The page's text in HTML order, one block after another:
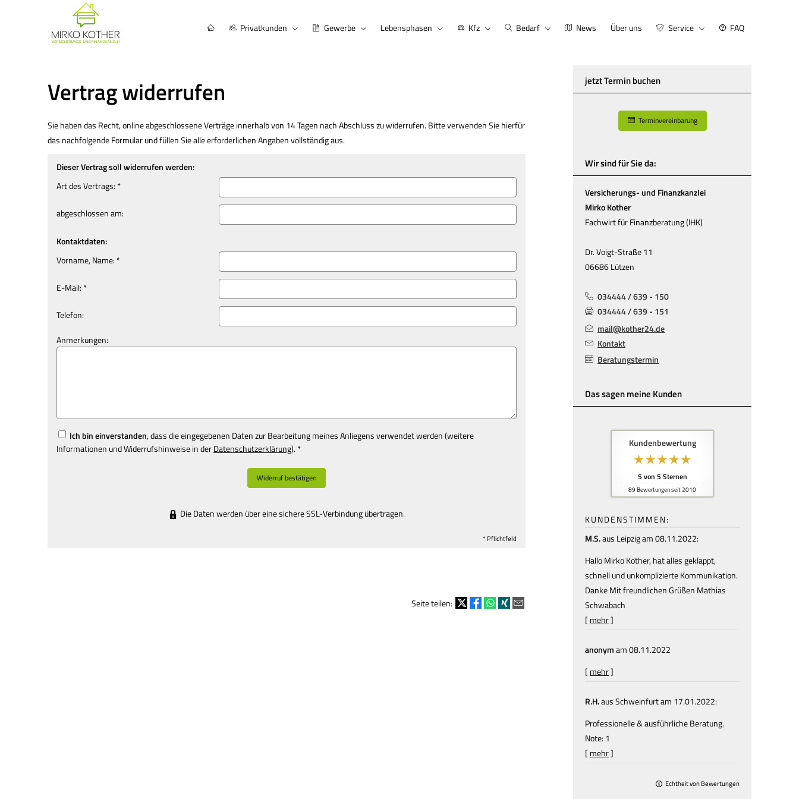
Privatkunden Gewerbe Lebensphasen Kfz Bedarf News Über uns Service FAQ
jetzt Termin buchen
Terminvereinbarung
Wir sind für Sie da:
Versicherungs- und Finanzkanzlei
Mirko Kother
Fachwirt für Finanzberatung (IHK)
Dr. Voigt-Straße 11
06686 Lützen
034444 / 639 - 150
034444 / 639 - 151
mail@kother24.de
Kontakt
Beratungstermin
Das sagen meine Kunden
Kundenbewertung
5 von 5 Sternen
89 Bewertungen seit 2010
KUNDENSTIMMEN:
M.S.aus Leipzigam 08.11.2022:
Hallo Mirko Kother, hat alles geklappt,
schnell und unkomplizierte Kommunikation.
Danke Mit freundlichen Grüßen Mathias
Schwabach
[ mehr]
anonymam 08.11.2022
[ mehr]
R.H.aus Schweinfurtam 17.01.2022:
Professionelle & ausführliche Beratung.
Note: 1
[ mehr]
Echtheit von Bewertungen
Vertrag widerrufen
Sie haben das Recht, online abgeschlossene Verträge innerhalb von 14 Tagen nach Abschluss zu widerrufen. Bitte verwenden Sie hierfür
das nachfolgende Formular und füllen Sie alle erforderlichen Angaben vollständig aus.
Dieser Vertrag soll widerrufen werden:
Art des Vertrags: *
abgeschlossen am:
Kontaktdaten:
Vorname, Name: *
E-Mail: *
Telefon:
Anmerkungen:
Ich bin einverstanden, dass die eingegebenen Daten zur Bearbeitung meines Anliegens verwendet werden (weitere
Informationen und Widerrufshinweise in derDatenschutzerklärung). *
Widerruf bestätigen
Die Daten werden über eine sichere SSL-Verbindung übertragen.
* Pflichtfeld
Seite teilen: